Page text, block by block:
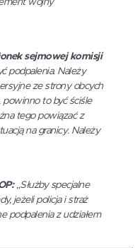
sejmowej komisji
podpalenia. Należy
ze strony obcych
powinno to być ściśle
tego powiązać z
na granicy. Należy
„Służby specjalne
jeżeli policja i straż
podpalenia z udziałem